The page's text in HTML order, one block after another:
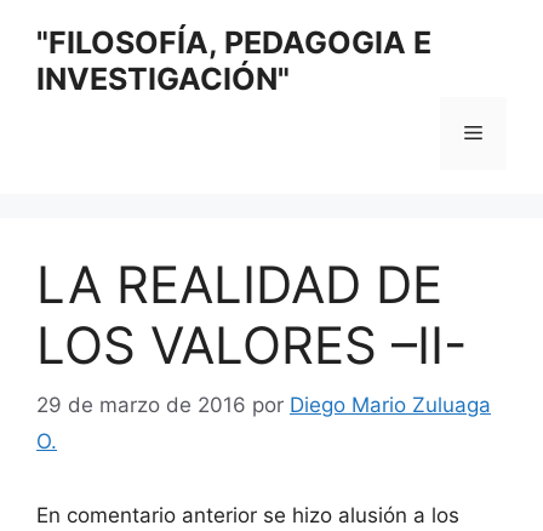
contenido
"FILOSOFÍA, PEDAGOGIA E
INVESTIGACIÓN"
Menú
LA REALIDAD DE
LOS VALORES –II-
29 de marzo de 2016 por Diego Mario Zuluaga
O.
En comentario anterior se hizo alusión a los